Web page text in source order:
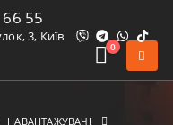
55
3, Київ
0
НАВАНТАЖУВАЧІ